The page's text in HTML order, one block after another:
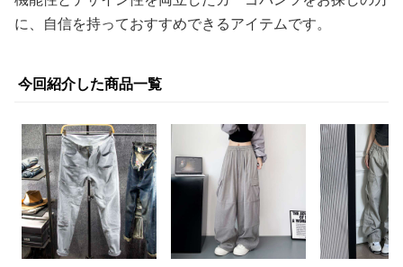
に、自信を持っておすすめできるアイテムです。
今回紹介した商品一覧